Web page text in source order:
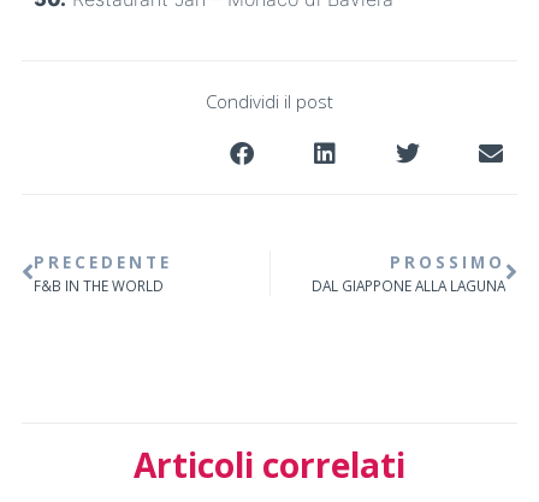
Condividi il post
PRECEDENTE
F&B IN THE WORLD
PROSSIMO
DAL GIAPPONE ALLA LAGUNA
Articoli correlati